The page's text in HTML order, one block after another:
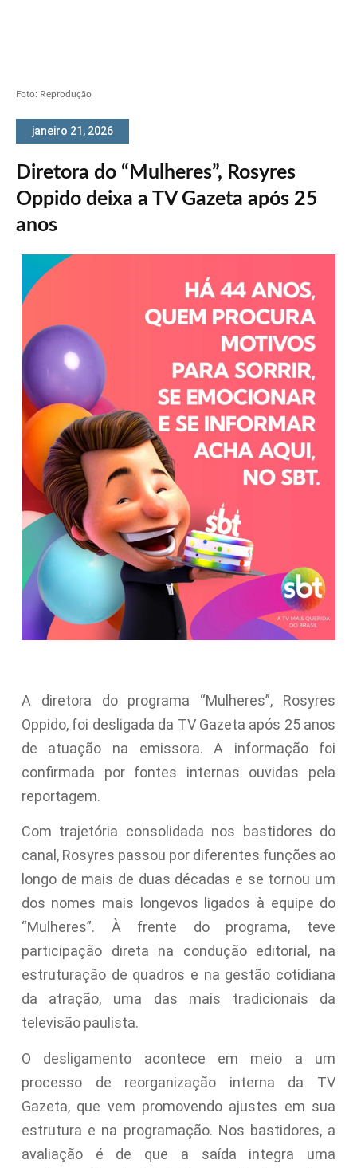
Foto: Reprodução
janeiro 21, 2026
Diretora do “Mulheres”, Rosyres
Oppido deixa a TV Gazeta após 25
anos
A diretora do programa “Mulheres”, Rosyres
Oppido, foi desligada da TV Gazeta após 25 anos
de atuação na emissora. A informação foi
confirmada por fontes internas ouvidas pela
reportagem.
Com trajetória consolidada nos bastidores do
canal, Rosyres passou por diferentes funções ao
longo de mais de duas décadas e se tornou um
dos nomes mais longevos ligados à equipe do
“Mulheres”. À frente do programa, teve
participação direta na condução editorial, na
estruturação de quadros e na gestão cotidiana
da atração, uma das mais tradicionais da
televisão paulista.
O desligamento acontece em meio a um
processo de reorganização interna da TV
Gazeta, que vem promovendo ajustes em sua
estrutura e na programação. Nos bastidores, a
avaliação é de que a saída integra uma